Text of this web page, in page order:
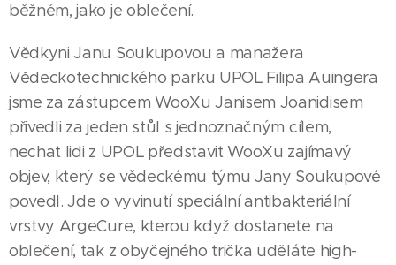
běžném, jako je oblečení.
Vědkyni Janu Soukupovou a manažera
Vědeckotechnického parku UPOL Filipa Auingera
jsme za zástupcem WooXu Janisem Joanidisem
přivedli za jeden stůl s jednoznačným cílem,
nechat lidi z UPOL představit WooXu zajímavý
objev, který se vědeckému týmu Jany Soukupové
povedl. Jde o vyvinutí speciální antibakteriální
vrstvy ArgeCure, kterou když dostanete na
oblečení, tak z obyčejného trička uděláte high-